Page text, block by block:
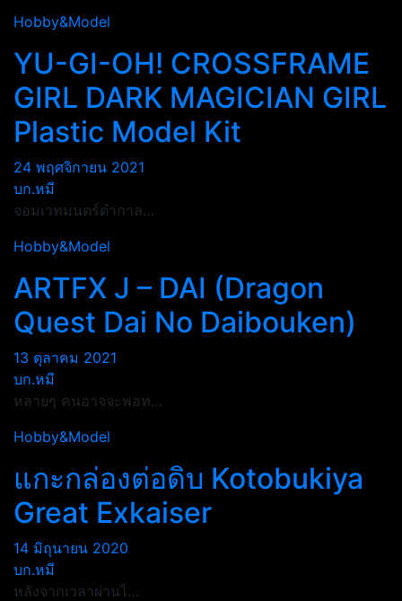
Hobby&Model
YU-GI-OH! CROSSFRAME
GIRL DARK MAGICIAN GIRL
Plastic Model Kit
24 พฤศจิกายน 2021
บก.หมี
จอมเวทมนตร์ดำกาล…
Hobby&Model
ARTFX J – DAI (Dragon
Quest Dai No Daibouken)
13 ตุลาคม 2021
บก.หมี
หลายๆ คนอาจจะพอท…
Hobby&Model
แกะกล่องต่อดิบ Kotobukiya
Great Exkaiser
14 มิถุนายน 2020
บก.หมี
หลังจากเวลาผ่านไ…